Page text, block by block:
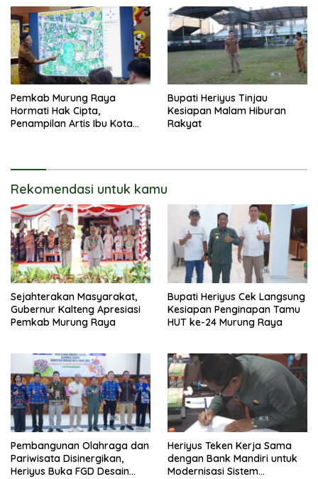
Pemkab Murung Raya
Hormati Hak Cipta,
Penampilan Artis Ibu Kota
Bupati Heriyus Tinjau
Kesiapan Malam Hiburan
Rakyat
Rekomendasi untuk kamu
Sejahterakan Masyarakat,
Gubernur Kalteng Apresiasi
Pemkab Murung Raya
Bupati Heriyus Cek Langsung
Kesiapan Penginapan Tamu
HUT ke-24 Murung Raya
Pembangunan Olahraga dan
Pariwisata Disinergikan,
Heriyus Buka FGD Desain
Heriyus Teken Kerja Sama
dengan Bank Mandiri untuk
Modernisasi Sistem